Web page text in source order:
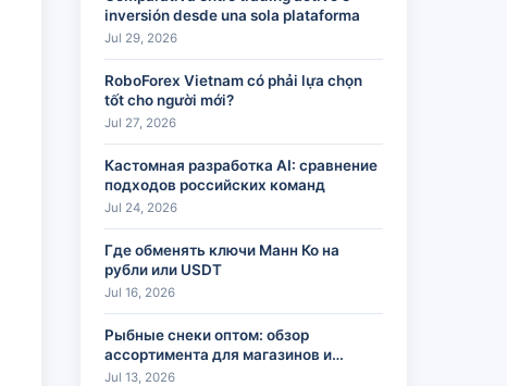
inversión desde una sola plataforma
Jul 29, 2026
RoboForex Vietnam có phải lựa chọn
tốt cho người mới?
Jul 27, 2026
Кастомная разработка AI: сравнение
подходов российских команд
Jul 24, 2026
Где обменять ключи Манн Ко на
рубли или USDT
Jul 16, 2026
Рыбные снеки оптом: обзор
ассортимента для магазинов и
HoReCa
Jul 13, 2026